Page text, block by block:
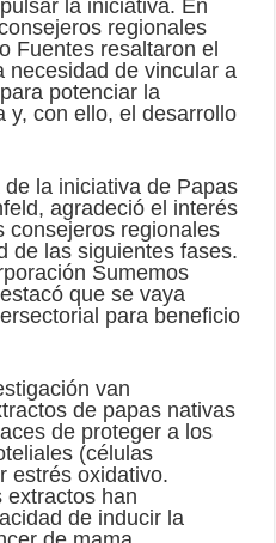
la iniciativa. En
regionales
Fuentes resaltaron el
necesidad de vincular a
potenciar la
y, con ello, el desarrollo
la iniciativa de Papas
agradeció el interés
consejeros regionales
de las siguientes fases.
Sumemos
que se vaya
para beneficio
van
de papas nativas
de proteger a los
(células
estrés oxidativo.
extractos han
de inducir la